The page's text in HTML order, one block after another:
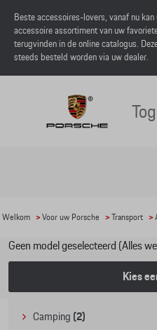
Beste accessoires-lovers, vanaf nu kan
accessoire assortiment van uw
terugvinden in de online catalogus.
steeds besteld worden via uw dealer.
Welkom >Voor uw Porsche >Transport >
Geen model geselecteerd (Alles
Kies
Camping (2)